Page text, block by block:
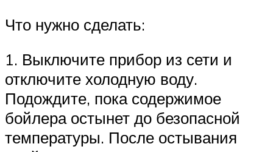
Что нужно сделать:
1. Выключите прибор из сети и
отключите холодную воду.
Подождите, пока содержимое
бойлера остынет до безопасной
температуры. После остывания